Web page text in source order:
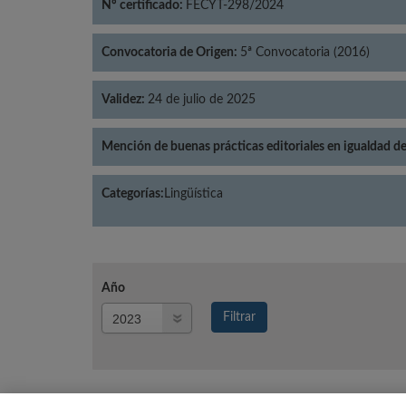
Nº certificado: FECYT-298/2024
Convocatoria de Origen: 5ª Convocatoria (2016)
Validez: 24 de julio de 2025
Mención de buenas prácticas editoriales en igualdad
Categorías: Lingüística
Año
Filtrar